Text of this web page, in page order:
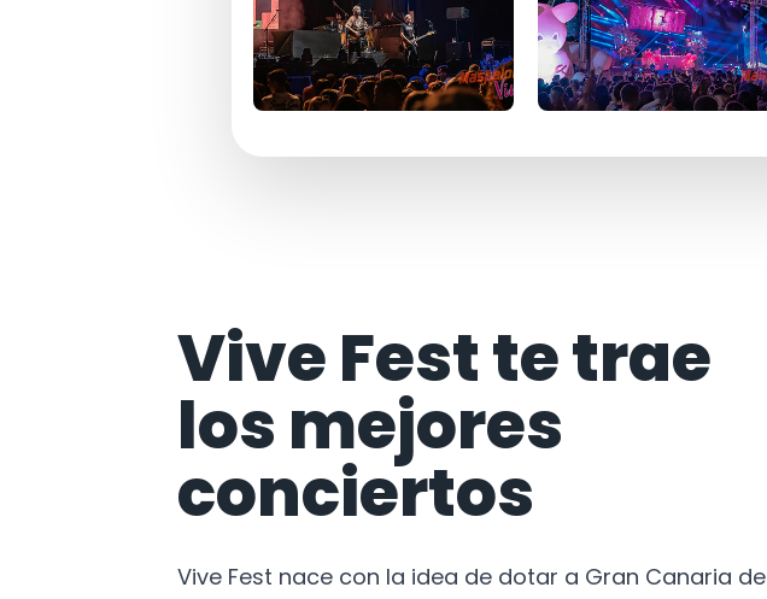
Vive Fest te trae
los mejores
conciertos
Vive Fest nace con la idea de dotar a Gran Canaria de